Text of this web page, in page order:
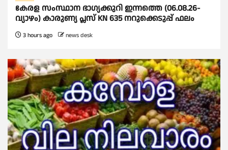
കേരള സംസ്ഥാന ഭാഗ്യക്കുറി ഇന്നത്തെ (06.08.26-
വ്യാഴം) കാരുണ്യ പ്ലസ് KN 635 നറുക്കെടുപ്പ് ഫലം
3 hours ago news desk